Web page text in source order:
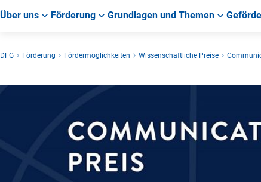
Über uns Förderung Grundlagen und Themen
DFG Förderung Fördermöglichkeiten Wissenschaftliche Preise